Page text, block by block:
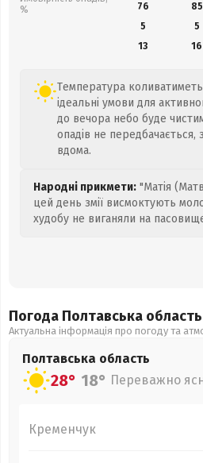
%
76
85
5
5
13
16
Температура
ідеальні умови для
до вечора небо буде
опадів не
вдома.
Народні прикмети: "Матія
цей день змії висмоктують
худобу не виганяли на
Погода Полтавська область
Актуальна інформація про погоду та
Полтавська область
28° 18° Переважно
Кременчук